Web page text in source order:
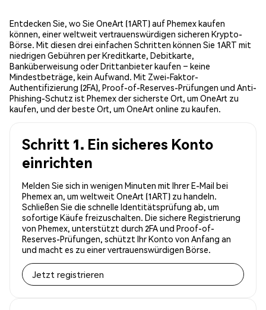
Entdecken Sie, wo Sie OneArt (1ART) auf Phemex kaufen
können, einer weltweit vertrauenswürdigen sicheren Krypto-
Börse. Mit diesen drei einfachen Schritten können Sie 1ART mit
niedrigen Gebühren per Kreditkarte, Debitkarte,
Banküberweisung oder Drittanbieter kaufen – keine
Mindestbeträge, kein Aufwand. Mit Zwei-Faktor-
Authentifizierung (2FA), Proof-of-Reserves-Prüfungen und Anti-
Phishing-Schutz ist Phemex der sicherste Ort, um OneArt zu
kaufen, und der beste Ort, um OneArt online zu kaufen.
Schritt 1. Ein sicheres Konto
einrichten
Melden Sie sich in wenigen Minuten mit Ihrer E-Mail bei
Phemex an, um weltweit OneArt (1ART) zu handeln.
Schließen Sie die schnelle Identitätsprüfung ab, um
sofortige Käufe freizuschalten. Die sichere Registrierung
von Phemex, unterstützt durch 2FA und Proof-of-
Reserves-Prüfungen, schützt Ihr Konto von Anfang an
und macht es zu einer vertrauenswürdigen Börse.
Jetzt registrieren